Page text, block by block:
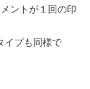
ントが１回の印
イプも同様で